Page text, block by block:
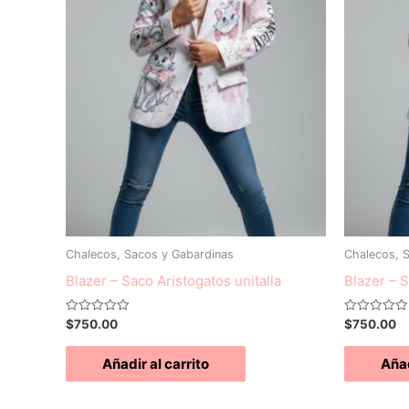
Chalecos, Sacos y Gabardinas
Blazer – Saco Aristogatos unitalla
Valorado
con
0
$750.00
Añadir al carrito
Chalecos,
Blazer –
Valorado
con
0
$750.00